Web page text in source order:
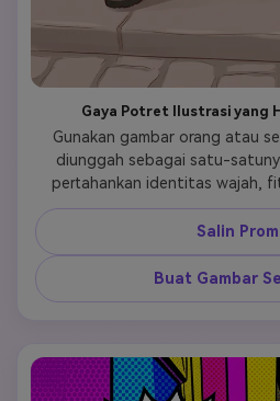
Gaya Potret Ilustrasi yang
Gunakan gambar orang atau
diunggah sebagai satu-
pertahankan identitas wajah,
gaya rambut, proporsi tubuh,
gambar menjadi gaya potret
ramah dengan garis tangan
digital yang halus. Tampilan
kartun semi-realistis: bentuk
berlebihan. Warna kulit tetap
bayangan lembut dan sorotan
Salin
Buat Gambar